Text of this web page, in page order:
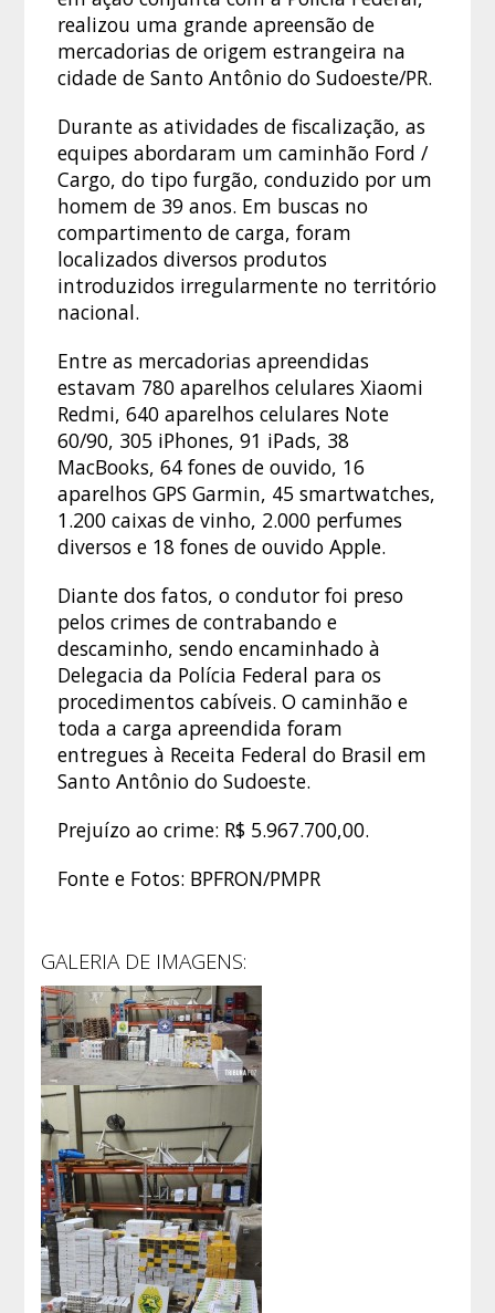
realizou uma grande apreensão de
mercadorias de origem estrangeira na
cidade de Santo Antônio do Sudoeste/PR.
Durante as atividades de fiscalização, as
equipes abordaram um caminhão Ford /
Cargo, do tipo furgão, conduzido por um
homem de 39 anos. Em buscas no
compartimento de carga, foram
localizados diversos produtos
introduzidos irregularmente no território
nacional.
Entre as mercadorias apreendidas
estavam 780 aparelhos celulares Xiaomi
Redmi, 640 aparelhos celulares Note
60/90, 305 iPhones, 91 iPads, 38
MacBooks, 64 fones de ouvido, 16
aparelhos GPS Garmin, 45 smartwatches,
1.200 caixas de vinho, 2.000 perfumes
diversos e 18 fones de ouvido Apple.
Diante dos fatos, o condutor foi preso
pelos crimes de contrabando e
descaminho, sendo encaminhado à
Delegacia da Polícia Federal para os
procedimentos cabíveis. O caminhão e
toda a carga apreendida foram
entregues à Receita Federal do Brasil em
Santo Antônio do Sudoeste.
Prejuízo ao crime: R$ 5.967.700,00.
Fonte e Fotos: BPFRON/PMPR
GALERIA DE IMAGENS: